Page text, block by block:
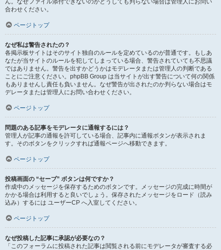
ん。なぜファイル添付できないのかどうしても判らない場合は管理人にお問い
合わせください。
ページトップ
なぜ私は警告されたの？
各掲示板サイトはそのサイト独自のルールを定めているのが普通です。もしあ
なたが当サイトのルールを犯してしまっている場合、警告されていても不思議
ではありません。警告を出すかどうかはモデレータまたは管理人の判断である
ことにご注意ください。phpBB Group は当サイトが出す警告について何の関係
もありませんし責任も負いません。なぜ警告が出されたのか判らない場合はモ
デレータまたは管理人にお問い合わせください。
ページトップ
問題のある記事をモデレータに通報するには？
管理人が記事の通報を許可している場合、記事内に通報ボタンが表示されま
す。そのボタンをクリックすれば通報ページへ移動できます。
ページトップ
投稿画面の “セーブ” ボタンは何ですか？
作成中のメッセージを保存するためのボタンです。メッセージの完成に時間が
かかる場合は利用すると良いでしょう。保存されたメッセージをロード（読み
込み）するには ユーザーCP へ入室してください。
ページトップ
なぜ投稿した記事に承認が必要なの？
「このフォーラムに投稿された記事は閲覧される前にモデレータが審査する必